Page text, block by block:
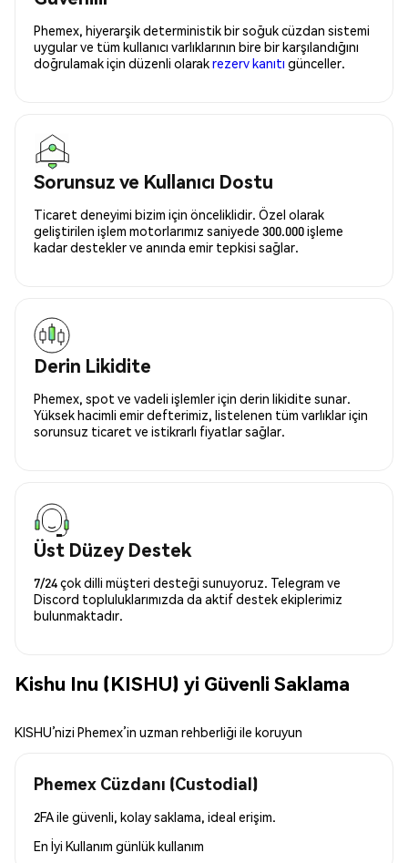
Phemex, hiyerarşik deterministik bir soğuk cüzdan sistemi
uygular ve tüm kullanıcı varlıklarının bire bir karşılandığını
doğrulamak için düzenli olarakrezerv kanıtı günceller.
Sorunsuz ve Kullanıcı Dostu
Ticaret deneyimi bizim için önceliklidir. Özel olarak
geliştirilen işlem motorlarımız saniyede 300.000 işleme
kadar destekler ve anında emir tepkisi sağlar.
Derin Likidite
Phemex, spot ve vadeli işlemler için derin likidite sunar.
Yüksek hacimli emir defterimiz, listelenen tüm varlıklar için
sorunsuz ticaret ve istikrarlı fiyatlar sağlar.
Üst Düzey Destek
7/24 çok dilli müşteri desteği sunuyoruz. Telegram ve
Discord topluluklarımızda da aktif destek ekiplerimiz
bulunmaktadır.
Kishu Inu (KISHU) yi Güvenli Saklama
KISHU’nizi Phemex’in uzman rehberliği ile koruyun
Phemex Cüzdanı (Custodial)
2FA ile güvenli, kolay saklama, ideal erişim.
En İyi Kullanım günlük kullanım